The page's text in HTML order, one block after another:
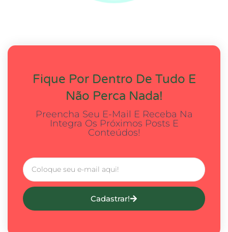
Fique Por Dentro De Tudo E
Não Perca Nada!
Preencha Seu E-Mail E Receba Na
Integra Os Próximos Posts E
Conteúdos!
Cadastrar!